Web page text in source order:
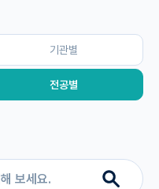
기관별
전공별